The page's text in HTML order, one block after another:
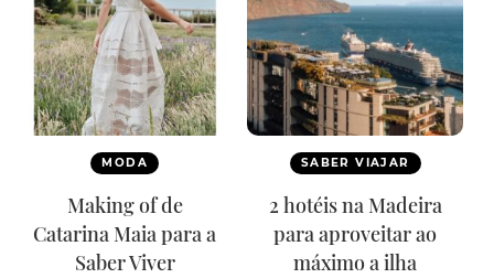
MODA
Making of de
Catarina Maia para a
Saber Viver
SABER VIAJAR
2 hotéis na Madeira
para aproveitar ao
máximo a ilha